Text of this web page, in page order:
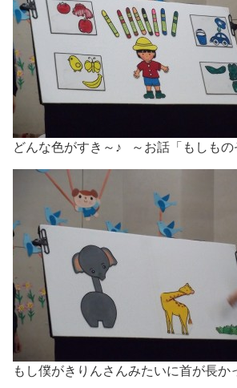
どんな色がすき～♪ ～お話「もしもの
もし僕がきりんさんみたいに首が長